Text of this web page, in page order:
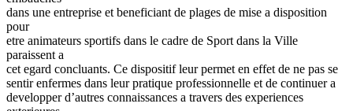
dans une entreprise et beneficiant de plages de mise a disposition
pour
etre animateurs sportifs dans le cadre de Sport dans la Ville
paraissent a
cet egard concluants. Ce dispositif leur permet en effet de ne pas se
sentir enfermes dans leur pratique professionnelle et de continuer a
developper d’autres connaissances a travers des experiences